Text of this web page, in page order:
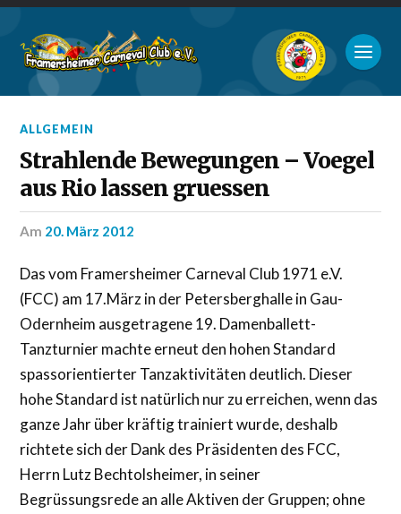
ALLGEMEIN
Strahlende Bewegungen – Voegel
aus Rio lassen gruessen
am 20. März 2012
Das vom Framersheimer Carneval Club 1971 e.V.
(FCC) am 17.März in der Petersberghalle in Gau-
Odernheim ausgetragene 19. Damenballett-
Tanzturnier machte erneut den hohen Standard
spassorientierter Tanzaktivitäten deutlich. Dieser
hohe Standard ist natürlich nur zu erreichen, wenn das
ganze Jahr über kräftig trainiert wurde, deshalb
richtete sich der Dank des Präsidenten des FCC,
Herrn Lutz Bechtolsheimer, in seiner
Begrüssungsrede an alle Aktiven der Gruppen; ohne